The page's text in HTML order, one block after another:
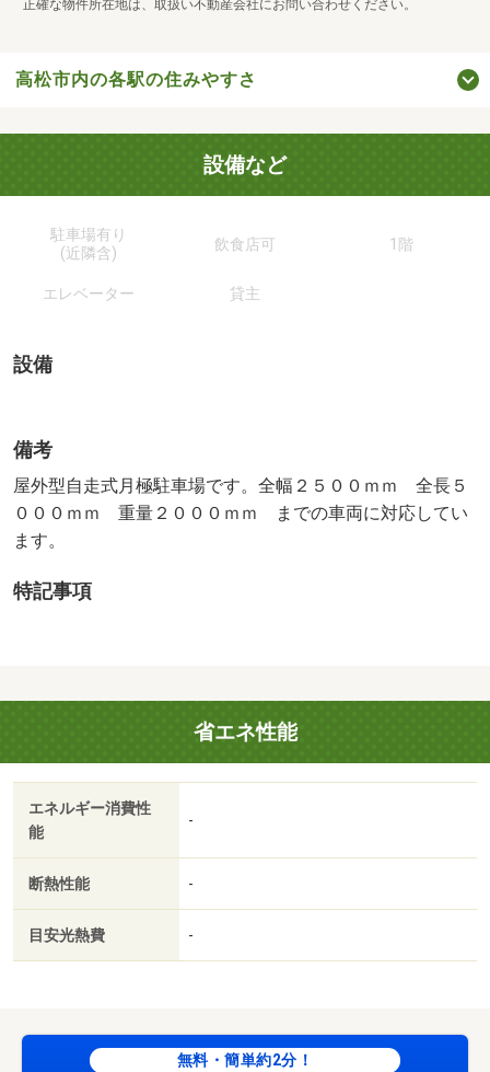
正確な物件所在地は、取扱い不動産会社にお問い合わせください。
高松市内の各駅の住みやすさ
設備など
駐車場有り
(近隣含)
飲食店可 1階
エレベーター 貸主
設備
備考
屋外型自走式月極駐車場です。全幅２５００ｍｍ 全長５
０００ｍｍ 重量２０００ｍｍ までの車両に対応してい
ます。
特記事項
省エネ性能
エネルギー消費性
能
-
断熱性能 -
目安光熱費 -
無料・簡単約2分！